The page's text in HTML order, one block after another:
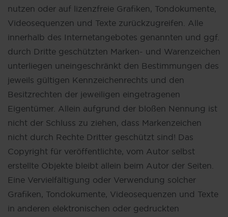
nutzen oder auf lizenzfreie Grafiken, Tondokumente,
Videosequenzen und Texte zurückzugreifen. Alle
innerhalb des Internetangebotes genannten und ggf.
durch Dritte geschützten Marken- und Warenzeichen
unterliegen uneingeschränkt den Bestimmungen des
jeweils gültigen Kennzeichenrechts und den
Besitzrechten der jeweiligen eingetragenen
Eigentümer. Allein aufgrund der bloßen Nennung ist
nicht der Schluss zu ziehen, dass Markenzeichen
nicht durch Rechte Dritter geschützt sind! Das
Copyright für veröffentlichte, vom Autor selbst
erstellte Objekte bleibt allein beim Autor der Seiten.
Eine Vervielfältigung oder Verwendung solcher
Grafiken, Tondokumente, Videosequenzen und Texte
in anderen elektronischen oder gedruckten